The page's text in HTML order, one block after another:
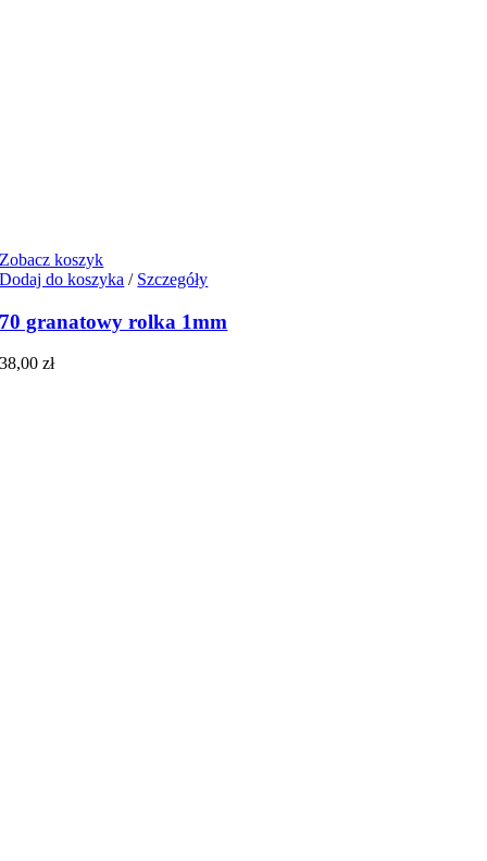
Zobacz koszyk
Dodaj do koszyka / Szczegóły
70 granatowy rolka 1mm
38,00zł